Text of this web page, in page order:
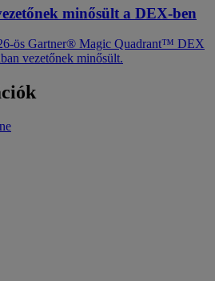
minősült a DEX-ben
ös Gartner® Magic Quadrant™ DEX
vezetőnek minősült.